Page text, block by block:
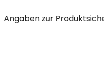
Angaben zur